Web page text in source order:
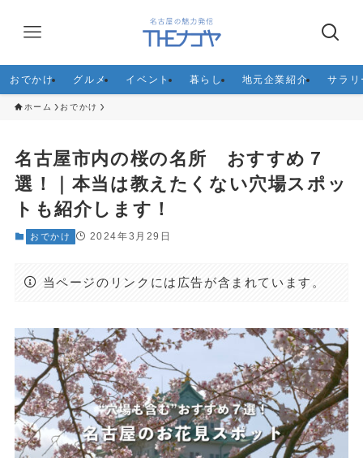
おでかけ グルメ イベント 暮らし 地元企業紹介 サラリ
ホーム おでかけ
名古屋市内の桜の名所 おすすめ７
選！｜本当は教えたくない穴場スポッ
トも紹介します！
おでかけ 2024年3月29日
当ページのリンクには広告が含まれています。